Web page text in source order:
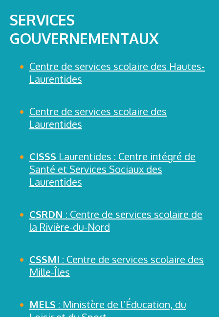
SERVICES
GOUVERNEMENTAUX
Centre de services scolaire des Hautes-
Laurentides
Centre de services scolaire des
Laurentides
CISSS Laurentides : Centre intégré de
Santé et Services Sociaux des
Laurentides
CSRDN : Centre de services scolaire de
la Rivière-du-Nord
CSSMI : Centre de services scolaire des
Mille-Îles
MELS : Ministère de l’Éducation, du